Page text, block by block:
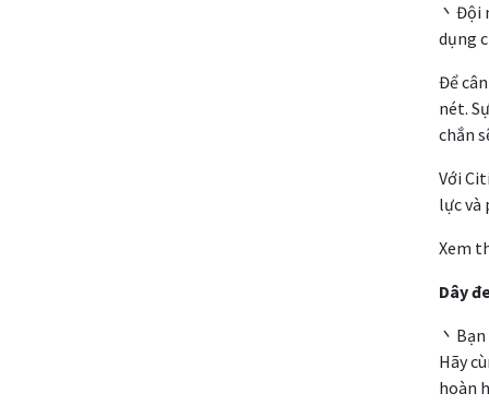
丶Đội
dụng
Để
nét.
chắn
Với
lực và
Xem
Dây
丶
Hãy
hoàn